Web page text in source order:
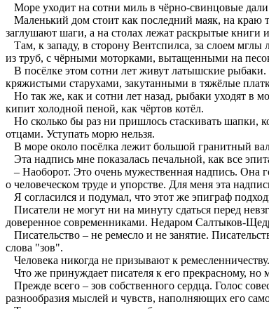
Море уходит на сотни миль в чёрно-свинцовые
Маленький дом стоит как последний маяк, на краю
заглушают шаги, а на столах лежат раскрытые книги
Там, к западу, в сторону Вентспилса, за слоем
из труб, с чёрными моторками, вытащенными на
В посёлке этом сотни лет живут латышские
кряжистыми старухами, закутанными в тяжёлые
Но так же, как и сотни лет назад, рыбаки уходят в
кипит холодной пеной, как чёртов котёл.
Но сколько бы раз ни пришлось стаскивать шапки,
отцами. Уступать морю нельзя.
В море около посёлка лежит большой гранитный
Эта надпись мне показалась печальной, как все
– Наоборот. Это очень мужественная надпись. Она
о человеческом труде и упорстве. Для меня эта
Я согласился и подумал, что этот же эпиграф
Писатели не могут ни на минуту сдаться перед
доверенное современниками. Недаром Салтыков-
Писательство – не ремесло и не занятие.
слова "зов".
Человека никогда не призывают к
Что же принуждает писателя к его прекрасному, но
Прежде всего – зов собственного сердца. Голос
разнообразия мыслей и чувств, наполняющих его